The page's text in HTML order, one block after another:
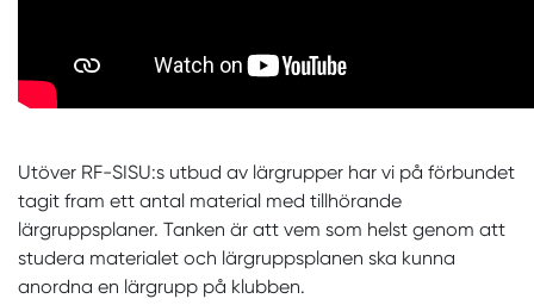
Utöver RF-SISU:s utbud av lärgrupper har vi på förbundet
tagit fram ett antal material med tillhörande
lärgruppsplaner. Tanken är att vem som helst genom att
studera materialet och lärgruppsplanen ska kunna
anordna en lärgrupp på klubben.